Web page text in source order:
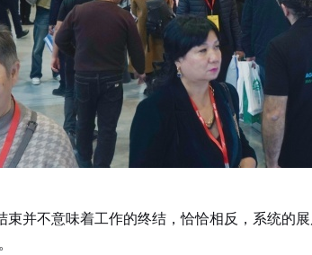
束并不意味着工作的终结，恰恰相反，系统的